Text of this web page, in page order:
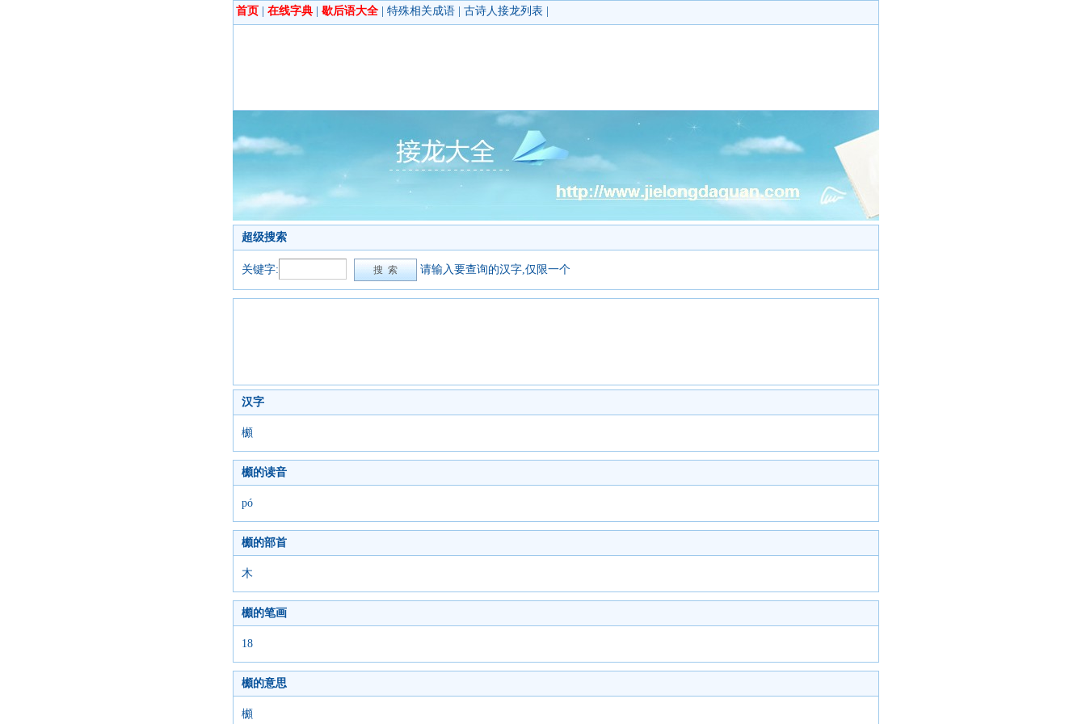
首页 在线字典 歇后语大全 特殊相关成语 古诗人接龙列表
超级搜索
关键字: 请输入要查询的汉字,仅限一个
汉字
櫇
櫇的读音
pó
櫇的部首
木
櫇的笔画
18
櫇的意思
櫇